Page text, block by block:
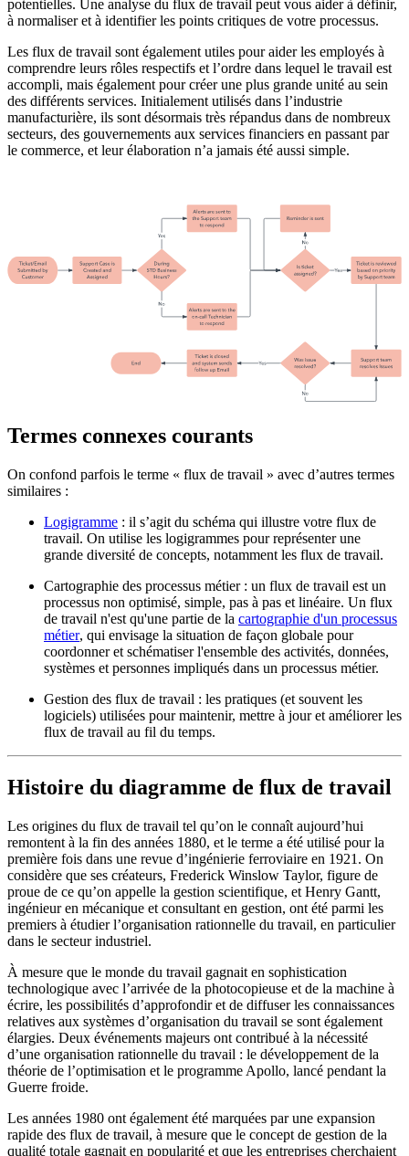
potentielles. Une analyse du flux de travail peut vous aider à définir,
à normaliser et à identifier les points critiques de votre processus.
Les flux de travail sont également utiles pour aider les employés à
comprendre leurs rôles respectifs et l’ordre dans lequel le travail est
accompli, mais également pour créer une plus grande unité au sein
des différents services. Initialement utilisés dans l’industrie
manufacturière, ils sont désormais très répandus dans de nombreux
secteurs, des gouvernements aux services financiers en passant par
le commerce, et leur élaboration n’a jamais été aussi simple.
Termes connexes courants
On confond parfois le terme « flux de travail » avec d’autres termes
similaires :
Logigramme : il s’agit du schéma qui illustre votre flux de
travail. On utilise les logigrammes pour représenter une
grande diversité de concepts, notamment les flux de travail.
Cartographie des processus métier : un flux de travail est un
processus non optimisé, simple, pas à pas et linéaire. Un flux
de travail n'est qu'une partie de la cartographie d'un processus
métier, qui envisage la situation de façon globale pour
coordonner et schématiser l'ensemble des activités, données,
systèmes et personnes impliqués dans un processus métier.
Gestion des flux de travail : les pratiques (et souvent les
logiciels) utilisées pour maintenir, mettre à jour et améliorer les
flux de travail au fil du temps.
Histoire du diagramme de flux de travail
Les origines du flux de travail tel qu’on le connaît aujourd’hui
remontent à la fin des années 1880, et le terme a été utilisé pour la
première fois dans une revue d’ingénierie ferroviaire en 1921. On
considère que ses créateurs, Frederick Winslow Taylor, figure de
proue de ce qu’on appelle la gestion scientifique, et Henry Gantt,
ingénieur en mécanique et consultant en gestion, ont été parmi les
premiers à étudier l’organisation rationnelle du travail, en particulier
dans le secteur industriel.
À mesure que le monde du travail gagnait en sophistication
technologique avec l’arrivée de la photocopieuse et de la machine à
écrire, les possibilités d’approfondir et de diffuser les connaissances
relatives aux systèmes d’organisation du travail se sont également
élargies. Deux événements majeurs ont contribué à la nécessité
d’une organisation rationnelle du travail : le développement de la
théorie de l’optimisation et le programme Apollo, lancé pendant la
Guerre froide.
Les années 1980 ont également été marquées par une expansion
rapide des flux de travail, à mesure que le concept de gestion de la
qualité totale gagnait en popularité et que les entreprises cherchaient